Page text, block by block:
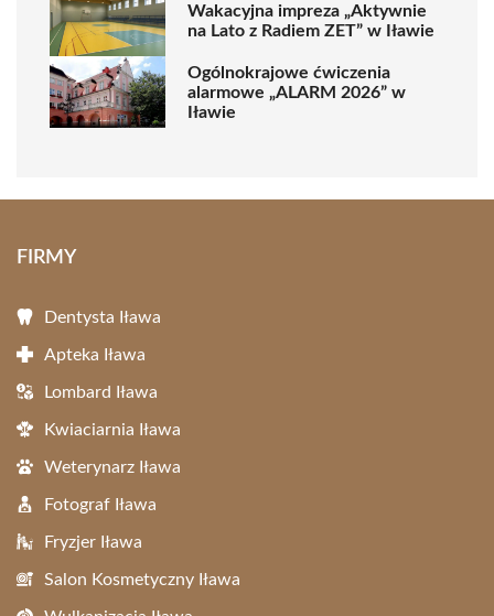
Wakacyjna impreza „Aktywnie
na Lato z Radiem ZET” w Iławie
Ogólnokrajowe ćwiczenia
alarmowe „ALARM 2026” w
Iławie
FIRMY
Dentysta Iława
Apteka Iława
Lombard Iława
Kwiaciarnia Iława
Weterynarz Iława
Fotograf Iława
Fryzjer Iława
Salon Kosmetyczny Iława